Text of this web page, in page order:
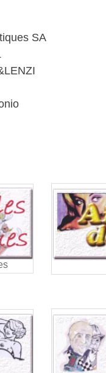
SA